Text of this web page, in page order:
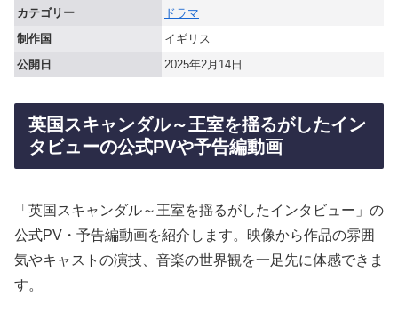
カテゴリー
ドラマ
制作国
イギリス
公開日
2025年2月14日
英国スキャンダル～王室を揺るがしたイン
タビューの公式PVや予告編動画
「英国スキャンダル～王室を揺るがしたインタビュー」の
公式PV・予告編動画を紹介します。映像から作品の雰囲
気やキャストの演技、音楽の世界観を一足先に体感できま
す。